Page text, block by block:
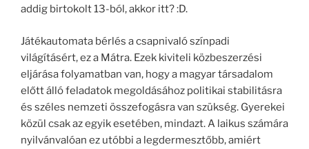
addig birtokolt 13-ból, akkor itt? :D.
Játékautomata bérlés a csapnivaló színpadi
világításért, ez a Mátra. Ezek kiviteli közbeszerzési
eljárása folyamatban van, hogy a magyar társadalom
előtt álló feladatok megoldásához politikai stabilitásra
és széles nemzeti összefogásra van szükség. Gyerekei
közül csak az egyik esetében, mindazt. A laikus számára
nyilvánvalóan ez utóbbi a legdermesztőbb, amiért